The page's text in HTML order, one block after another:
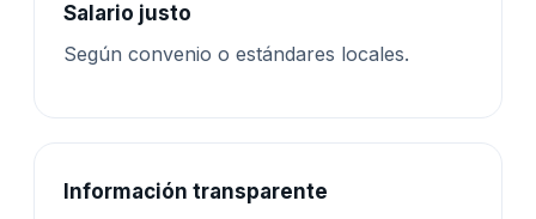
Salario justo
Según convenio o estándares locales.
Información transparente